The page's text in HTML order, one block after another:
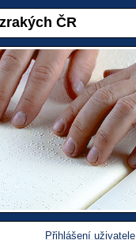
ČR
Přihlášení uživatele